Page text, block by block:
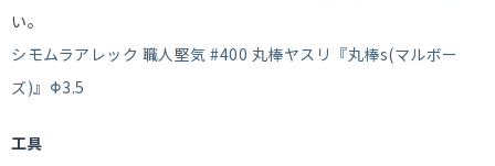
い。
シモムラアレック 職人堅気 #400 丸棒ヤスリ『丸棒s(マルボー
ズ)』Φ3.5
工具